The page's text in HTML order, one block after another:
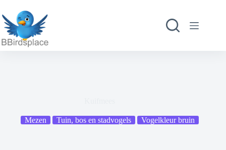
naar
de
inhoud
Mezen Tuin, bos en stadvogels Vogelkleur bruin